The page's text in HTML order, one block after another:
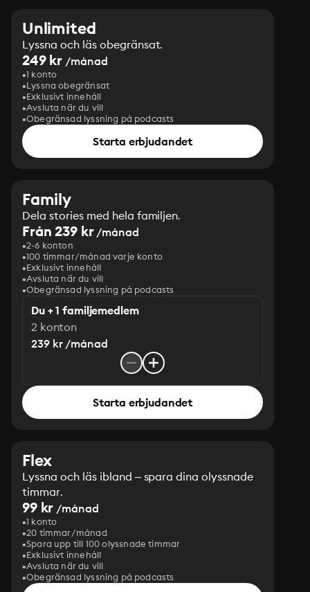
Unlimited
Lyssna och läs obegränsat.
249 kr /månad
1 konto
Lyssna obegränsat
Exklusivt innehåll
Avsluta när du vill
Obegränsad lyssning på podcasts
Starta erbjudandet
Family
Dela stories med hela familjen.
Från 239 kr/månad
2-6 konton
100 timmar/månad varje konto
Exklusivt innehåll
Avsluta när du vill
Obegränsad lyssning på podcasts
Du + 1 familjemedlem
2 konton
239 kr /månad
Starta erbjudandet
Flex
Lyssna och läs ibland – spara dina olyssnade
timmar.
99 kr /månad
1 konto
20 timmar/månad
Spara upp till 100 olyssnade timmar
Exklusivt innehåll
Avsluta när du vill
Obegränsad lyssning på podcasts